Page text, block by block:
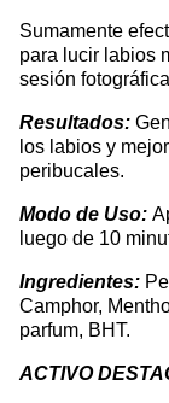
Sumamente
para lucir labios
sesión
Resultados:
los labios y
peribucales.
Modo de Uso:
luego de 10
Ingredientes:
Camphor,
parfum, BHT.
ACTIVO